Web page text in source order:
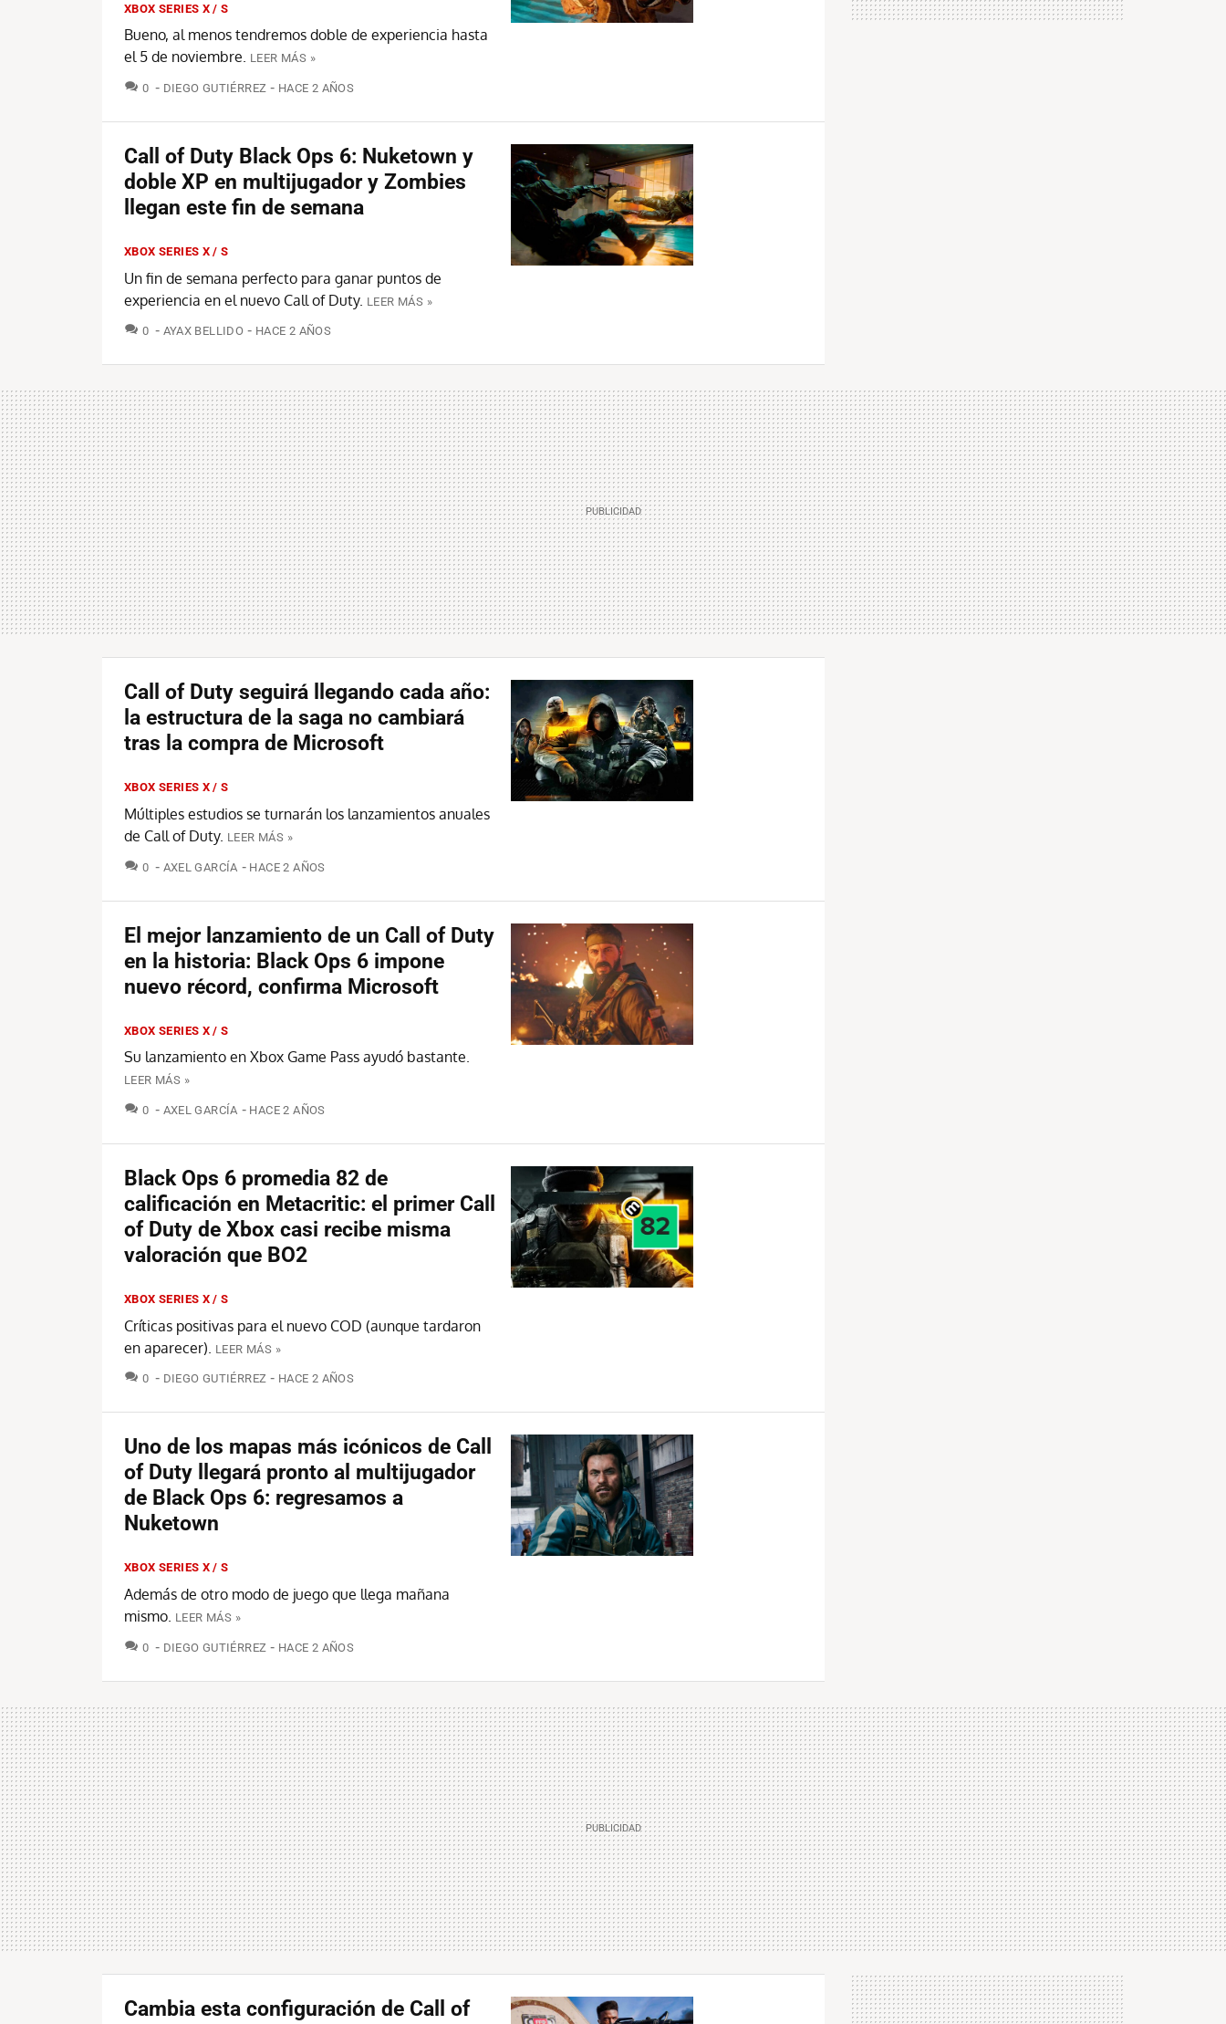
XBOX SERIES X / S
Bueno, al menos tendremos doble de experiencia hasta
el 5 de noviembre. LEER MÁS »
0 COMENTARIOS
DIEGO GUTIÉRREZ HACE 2 AÑOS
Call of Duty Black Ops 6: Nuketown y
doble XP en multijugador y Zombies
llegan este fin de semana
XBOX SERIES X / S
Un fin de semana perfecto para ganar puntos de
experiencia en el nuevo Call of Duty. LEER MÁS »
0 COMENTARIOS
AYAX BELLIDO HACE 2 AÑOS
Call of Duty seguirá llegando cada año:
la estructura de la saga no cambiará
tras la compra de Microsoft
XBOX SERIES X / S
Múltiples estudios se turnarán los lanzamientos anuales
de Call of Duty. LEER MÁS »
0 COMENTARIOS
AXEL GARCÍA HACE 2 AÑOS
El mejor lanzamiento de un Call of Duty
en la historia: Black Ops 6 impone
nuevo récord, confirma Microsoft
XBOX SERIES X / S
Su lanzamiento en Xbox Game Pass ayudó bastante.
LEER MÁS »
0 COMENTARIOS
AXEL GARCÍA HACE 2 AÑOS
Black Ops 6 promedia 82 de
calificación en Metacritic: el primer Call
of Duty de Xbox casi recibe misma
valoración que BO2
XBOX SERIES X / S
Críticas positivas para el nuevo COD (aunque tardaron
en aparecer).
LEER MÁS »
0 COMENTARIOS
DIEGO GUTIÉRREZ HACE 2 AÑOS
Uno de los mapas más icónicos de Call
of Duty llegará pronto al multijugador
de Black Ops 6: regresamos a
Nuketown
XBOX SERIES X / S
Además de otro modo de juego que llega mañana
mismo. LEER MÁS »
0 COMENTARIOS
DIEGO GUTIÉRREZ HACE 2 AÑOS
Cambia esta configuración de Call of